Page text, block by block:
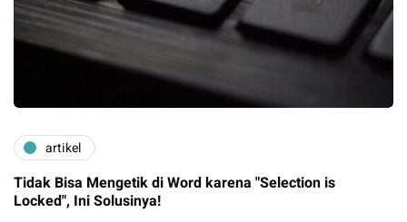
artikel
Tidak Bisa Mengetik di Word karena "Selection is
Locked", Ini Solusinya!